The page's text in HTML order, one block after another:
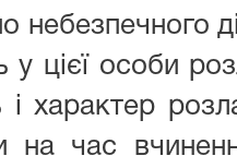
небезпечного
цієї особи
характер
на час